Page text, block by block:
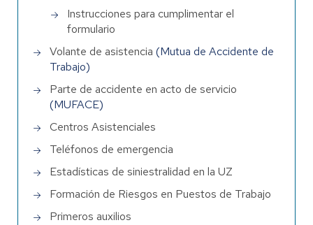
Instrucciones para cumplimentar el
formulario
Volante de asistencia (Mutua de Accidente de
Trabajo)
Parte de accidente en acto de servicio
(MUFACE)
Centros Asistenciales
Teléfonos de emergencia
Estadísticas de siniestralidad en la UZ
Formación de Riesgos en Puestos de Trabajo
Primeros auxilios